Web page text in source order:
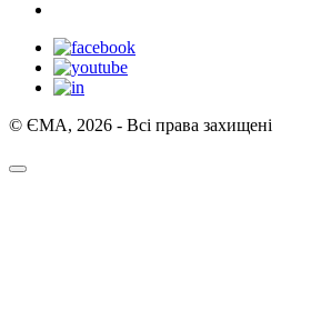
© ЄМА, 2026 - Всі права захищені